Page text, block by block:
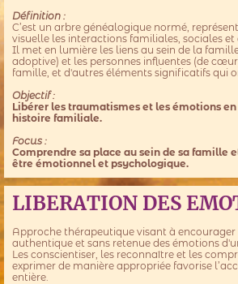
Définition :
C’est un arbre généalogique normé,
visuelle les interactions familiales, sociales
Il met en lumière les liens au sein de la
adoptive) et les personnes influentes (de
famille, et d'autres éléments significatifs qui
Objectif :
Libérer les traumatismes et les émotions
histoire familiale.
Focus :
Comprendre sa place au sein de sa famille
être émotionnel et psychologique.
LIBERATION DES
Approche thérapeutique visant à encourager
authentique et sans retenue des émotions
Les conscientiser, les reconnaître et les
exprimer de manière appropriée favorise
entière.